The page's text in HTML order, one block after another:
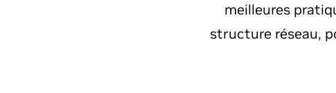
meilleures
structure réseau,